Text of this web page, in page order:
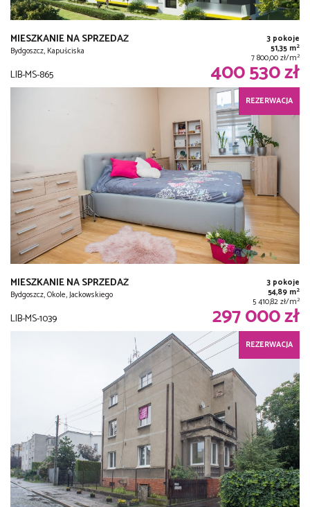
MIESZKANIE NA SPRZEDAŻ
Bydgoszcz, Kapuściska
3 pokoje
51,35 m2
7 800,00 zł/m2
LIB-MS-865 400 530 zł
REZERWACJA
MIESZKANIE NA SPRZEDAŻ
Bydgoszcz, Okole, Jackowskiego
3 pokoje
54,89 m2
5 410,82 zł/m2
LIB-MS-1039 297 000 zł
REZERWACJA